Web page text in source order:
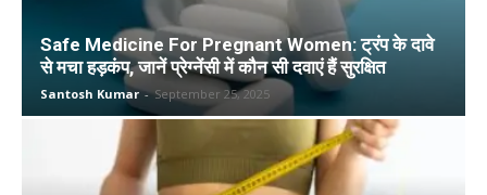
Safe Medicine For Pregnant Women: ट्रंप के दावे
से मचा हड़कंप, जानें प्रेग्नेंसी में कौन सी दवाएं हैं सुरक्षित
Santosh Kumar - September 25, 2025